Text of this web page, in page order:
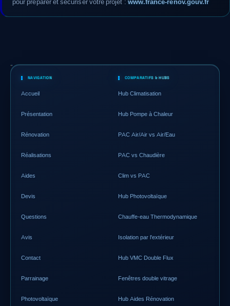
pour préparer et sécuriser votre projet : www.france-renov.gouv.fr
NAVIGATION
Accueil
Présentation
Rénovation
Réalisations
Aides
Devis
Questions
Avis
Contact
Parrainage
Photovoltaïque
COMPARATIFS & HUBS
Hub Climatisation
Hub Pompe à Chaleur
PAC Air/Air vs Air/Eau
PAC vs Chaudière
Clim vs PAC
Hub Photovoltaïque
Chauffe-eau Thermodynamique
Isolation par l'extérieur
Hub VMC Double Flux
Fenêtres double vitrage
Hub Aides Rénovation